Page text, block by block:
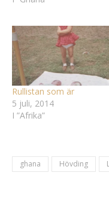
vita män kan bli
| Carina´s Tankar –
Tankeboken
puder,…
Rullistan som är
5 juli, 2014
I ”Afrika”
ghana Hövding